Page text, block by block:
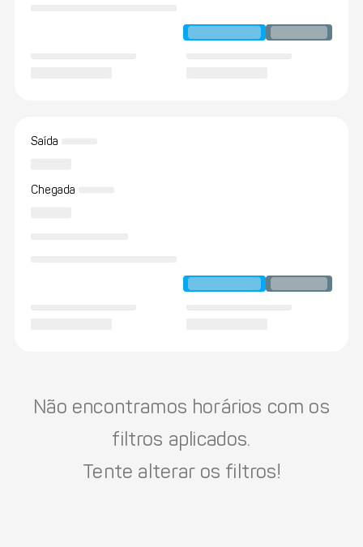
Saída
Chegada
Não encontramos horários com os
filtros aplicados.
Tente alterar os filtros!